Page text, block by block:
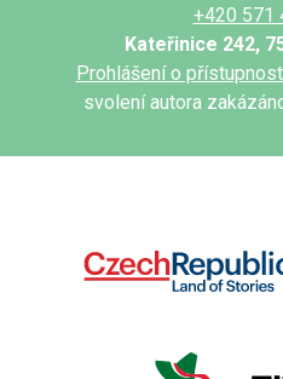
+420 571
Kateřinice 242,
Prohlášení o
svolení autora